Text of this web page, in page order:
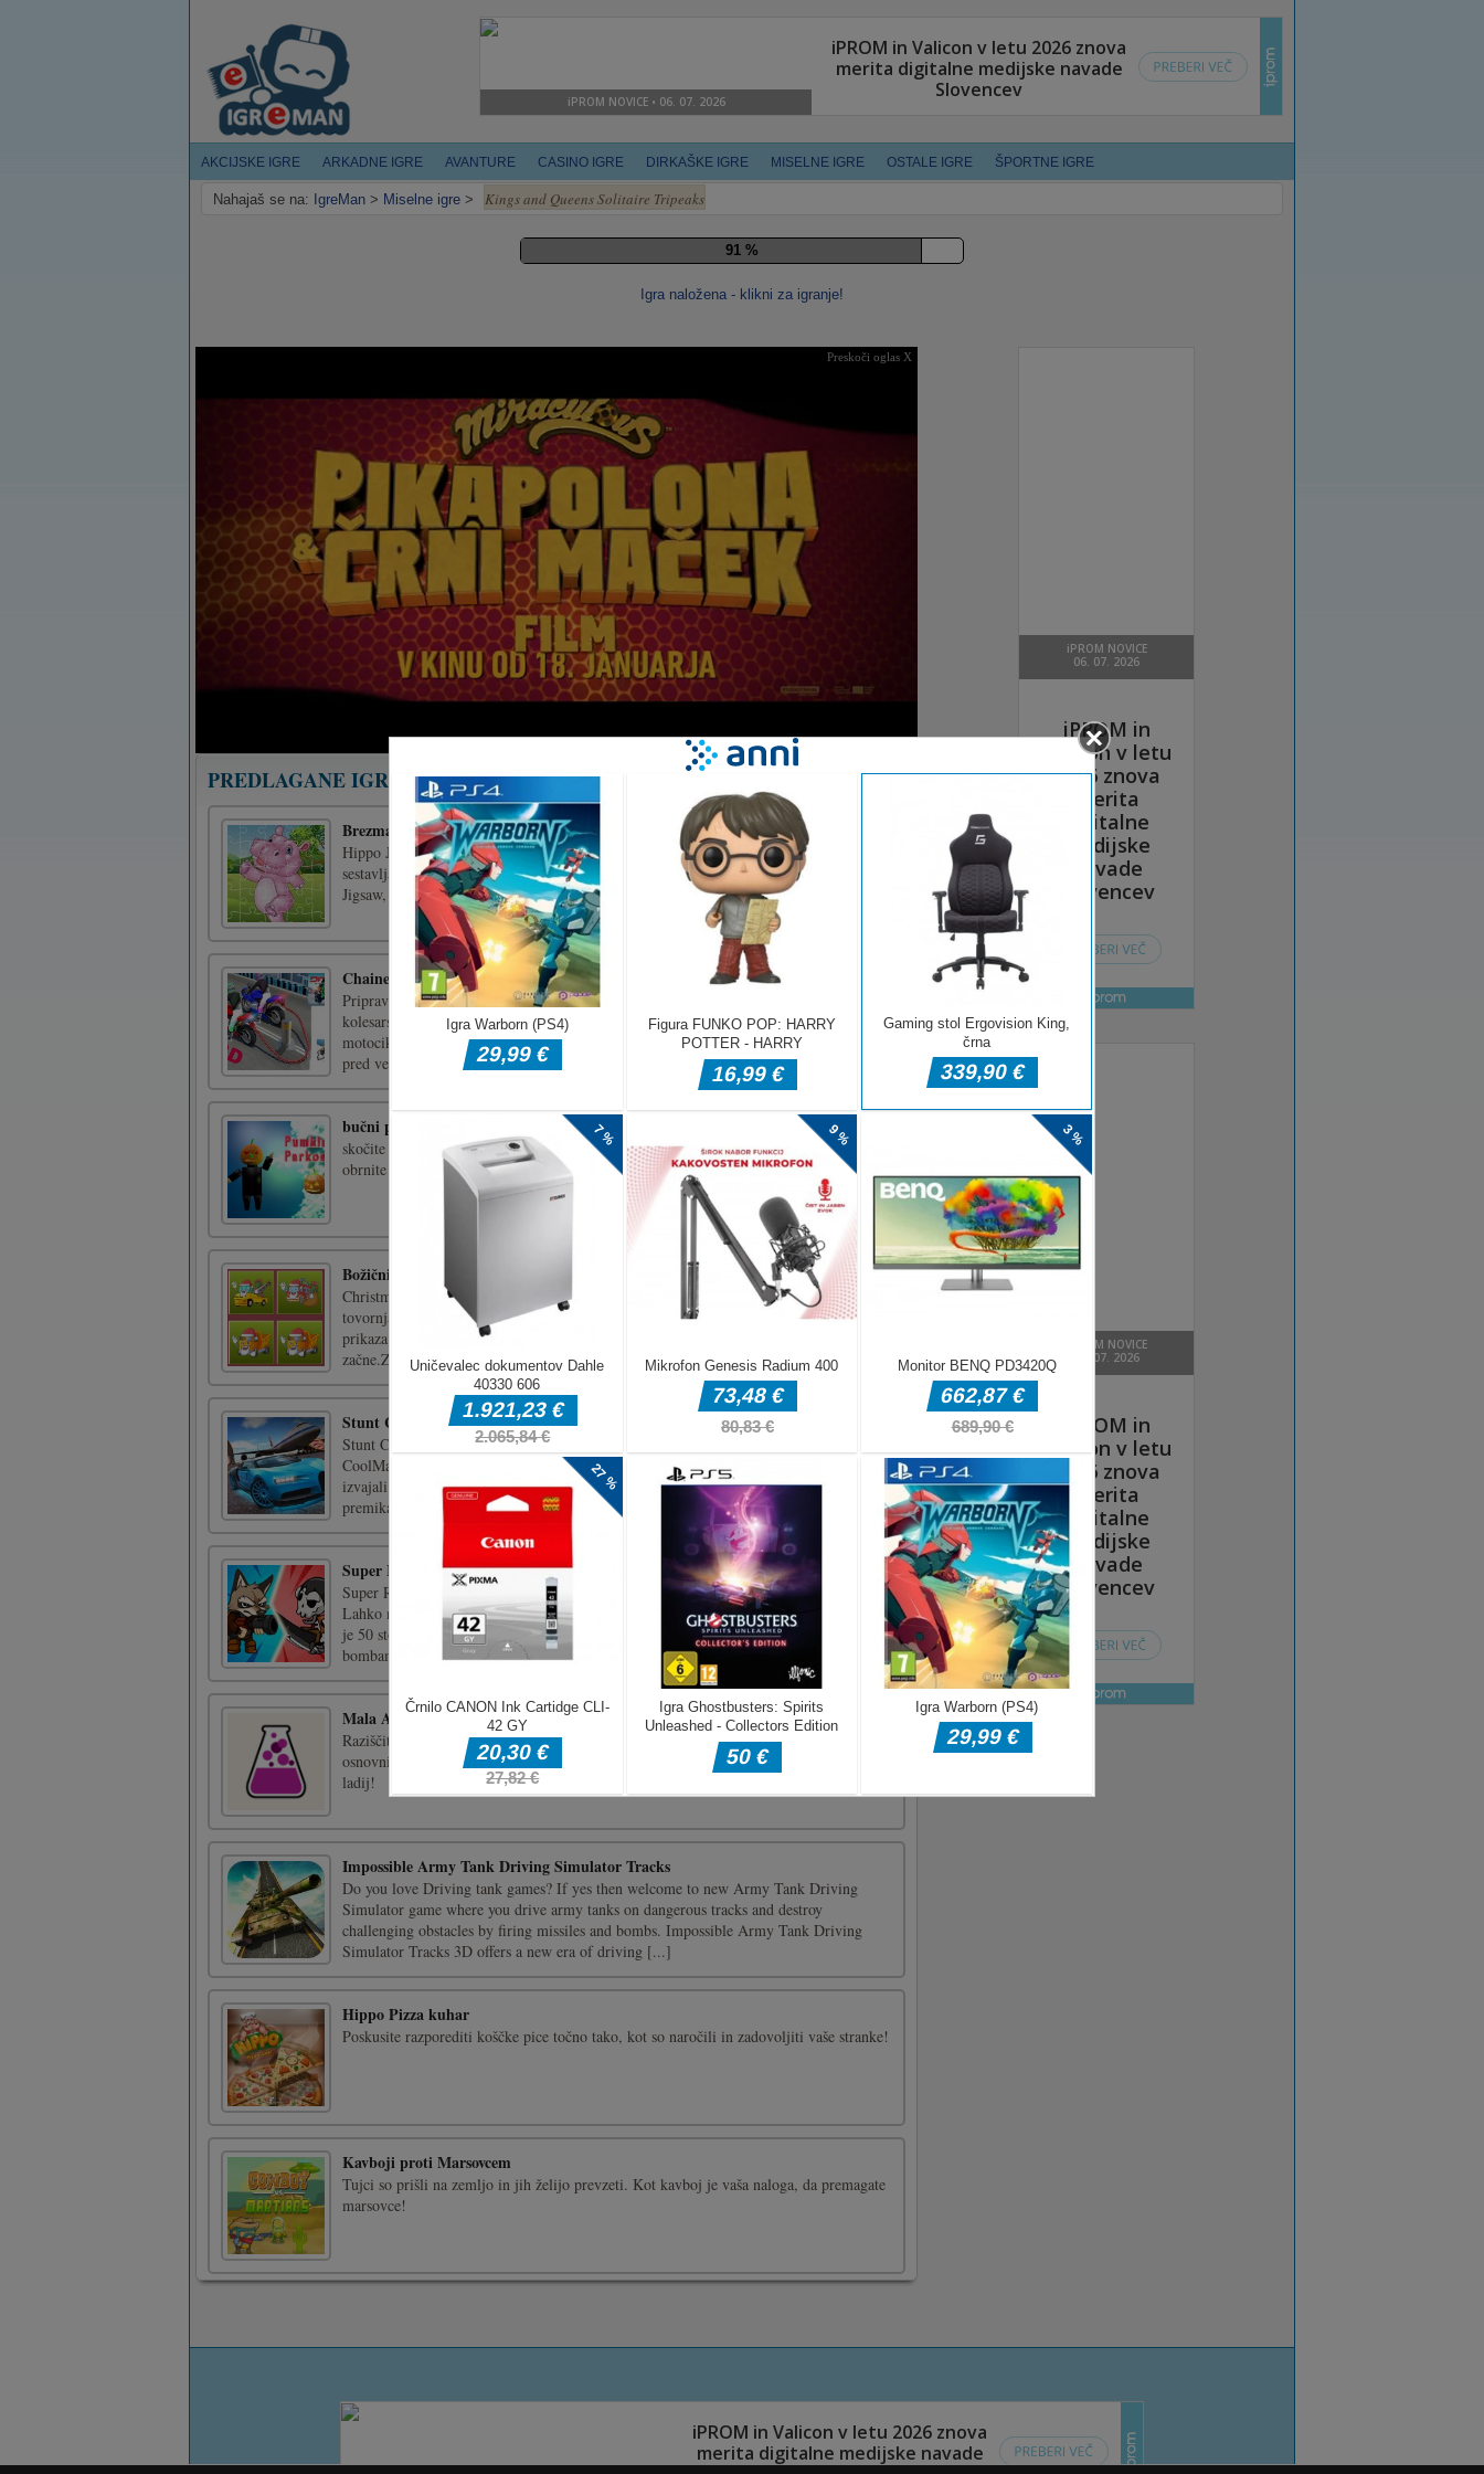
AKCIJSKE IGRE ARKADNE IGRE AVANTURE CASINO IGRE DIRKAŠKE IGRE MISELNE IGRE OSTALE IGRE ŠPORTNE IGRE
Nahajaš se na: IgreMan > Miselne igre > Kings and Queens Solitaire Tripeaks
98 %
Igra naložena - klikni za igranje!
Preskoči oglas X
PREDLAGANE IGRE
Brezmadežna žaga
Hippo Jigsaw je nekakšna zanimiva igra za risanje živali iz risanke. Če vas zanima
sestavljanka, če ste prepričani v svoje sposobnosti. se nam lahko pridružite v Hippo
Jigsaw, da vam pokažemo!Za igranje te igre uporabite miško.
Chained Bike Racing 3D
Pripravite se na doživetje vznemirljivih podvigov z pustolovščino priklenjenih
kolesarskih dirk. Bodite dirkalni tekmec v tem ekstremnem igranju simulacije
motocikla. Strategija igre je preprosta, upravljati morate hitrost motorja, da se zaščitite
pred velikim udarcem z drugimi o [...]
bučni parkour
skočite vse platforme in pridite do konca v tej barviti igri za android in pclevo desno
obrnite fotoaparat ZC vrti kamero Skok v vesolju
Božični spomin na tovornjake
Christmas Trucks Memory je igra, kjer si morate zapomniti položaje različnih božičnih
tovornjakov in jih nato čim hitreje zadeti. Poskusite preiti vse stopnje te igre. Čas
prikaza položajev tovornjakov je kratek. Poskusite si zapomniti več slik, preden se igra
začne.Za igranje te [...]
Stunt Car Driving Pro
Stunt Car Driving Pro je izjemna igra kaskaderskih avtomobilov podjetja
CoolMathGamesKids.com, kjer boste s svojim avtomobilom vozili čim hitreje in
izvajali različne trike na zankah, drsnikih in neravnih cestah.Puščične tipke ASWD - za
premikanje
Super Raccoon Run
Super Raccoon Run je pustolovska igra s stranskim pomikanjem z 2D risanim rakunom.
Lahko nadzorujete oboroženega rakuna, da poiščete skrinjo z zakladom. Na voljo vam
je 50 stopenj, ki jih lahko izzovete. Srečali se boste z različnimi okostnjaki, s kladivom,
bombami in pištolami. [...]
Mala Alkemija
Raziščite, kaj lahko ustvarite z mešanjem preprostih elementov. Začnite s štirimi
osnovnimi predmeti in jih uporabite za ustvarjanje dinozavrov, samorogov in vesoljskih
ladij!
Impossible Army Tank Driving Simulator Tracks
Do you love Driving tank games? If yes then welcome to new Army Tank Driving
Simulator game where you drive army tanks on dangerous tracks and destroy
challenging obstacles by firing missiles and bombs. Impossible Army Tank Driving
Simulator Tracks 3D offers a new era of driving [...]
Hippo Pizza kuhar
Poskusite razporediti koščke pice točno tako, kot so naročili in zadovoljiti vaše stranke!
Kavboji proti Marsovcem
Tujci so prišli na zemljo in jih želijo prevzeti. Kot kavboj je vaša naloga, da premagate
marsovce!